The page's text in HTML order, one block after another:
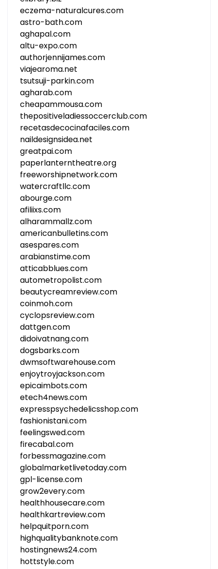
eczema-naturalcures.com
astro-bath.com
aghapal.com
altu-expo.com
authorjennijames.com
viajearoma.net
tsutsuji-parkin.com
agharab.com
cheapammousa.com
thepositiveladiessoccerclub.com
recetasdecocinafaciles.com
naildesignsidea.net
greatpai.com
paperlanterntheatre.org
freeworshipnetwork.com
watercraftllc.com
abourge.com
afiliixs.com
alharammallz.com
americanbulletins.com
asespares.com
arabianstime.com
atticabblues.com
autometropolist.com
beautycreamreview.com
coinmoh.com
cyclopsreview.com
dattgen.com
didoivatnang.com
dogsbarks.com
dwmsoftwarehouse.com
enjoytroyjackson.com
epicaimbots.com
etech4news.com
expresspsychedelicsshop.com
fashionistani.com
feelingswed.com
firecabal.com
forbessmagazine.com
globalmarketlivetoday.com
gpl-license.com
grow2every.com
healthhousecare.com
healthkartreview.com
helpquitporn.com
highqualitybanknote.com
hostingnews24.com
hottstyle.com